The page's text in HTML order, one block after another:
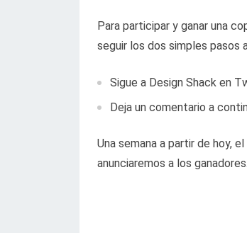
Para participar y ganar una
seguir los dos simples pasos
Sigue a Design Shack en
Deja un comentario a
Una semana a partir de hoy,
anunciaremos a los